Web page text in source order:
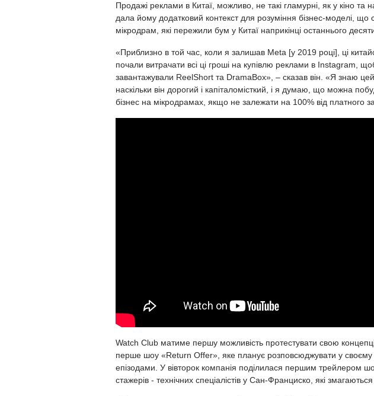
Продажі реклами в Китаї, можливо, не такі гламурні, як у кіно та
дала йому додатковий контекст для розуміння бізнес-моделі, що
мікродрам, які пережили бум у Китаї наприкінці останнього
«Приблизно в той час, коли я залишав Meta [у 2019 році], ці
почали витрачати всі ці гроші на купівлю реклами в Instagram,
завантажували ReelShort та DramaBox», – сказав він. «Я знаю
наскільки він дорогий і капіталомісткий, і я думаю, що можна
бізнес на мікродрамах, якщо не залежати на 100% від платного
Watch Club матиме першу можливість протестувати свою
перше шоу «Return Offer», яке планує розповсюджувати у
епізодами. У вівторок компанія поділилася першим трейлером
стажерів - технічних спеціалістів у Сан-Франциско, які